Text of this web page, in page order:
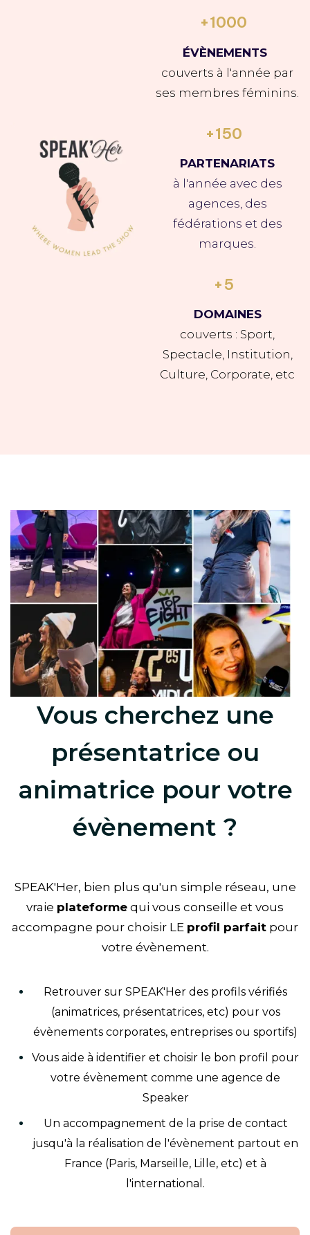
+1000
ÉVÈNEMENTS
couverts à l'année par
ses membres féminins.
+150
PARTENARIATS
à l'année avec des
agences, des
fédérations et des
marques.
+5
DOMAINES
couverts : Sport,
Spectacle, Institution,
Culture, Corporate, etc
Vous cherchez une
présentatrice ou
animatrice pour votre
évènement ?
SPEAK'Her, bien plus qu'un simple réseau, une
vraie plateforme qui vous conseille et vous
accompagne pour choisir LE profil parfait pour
votre évènement.
Retrouver sur SPEAK'Her des profils vérifiés
(animatrices, présentatrices, etc) pour vos
évènements corporates, entreprises ou sportifs)
Vous aide à identifier et choisir le bon profil pour
votre évènement comme une agence de
Speaker
Un accompagnement de la prise de contact
jusqu'à la réalisation de l'évènement partout en
France (Paris, Marseille, Lille, etc) et à
l'international.